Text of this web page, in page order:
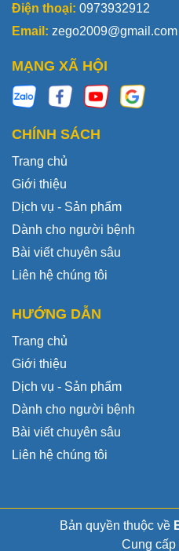
Điện thoại: 0973932912
Email: zego2009@gmail.com
MẠNG XÃ HỘI
CHÍNH SÁCH
Trang chủ
Giới thiệu
Dịch vụ - Sản phẩm
Dành cho người bệnh
Bài viết chuyên sâu
Liên hệ chúng tôi
HƯỚNG DẪN
Trang chủ
Giới thiệu
Dịch vụ - Sản phẩm
Dành cho người bệnh
Bài viết chuyên sâu
Liên hệ chúng tôi
Bản quyền thuộc về
Cung cấp